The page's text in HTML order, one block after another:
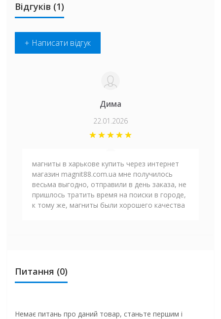
Відгуків (1)
+ Написати відгук
Дима
22.01.2026
магниты в харькове купить через интернет
магазин magnit88.com.ua мне получилось
весьма выгодно, отправили в день заказа, не
пришлось тратить время на поиски в городе,
к тому же, магниты были хорошего качества
Питання (0)
Немає питань про даний товар, станьте першим і